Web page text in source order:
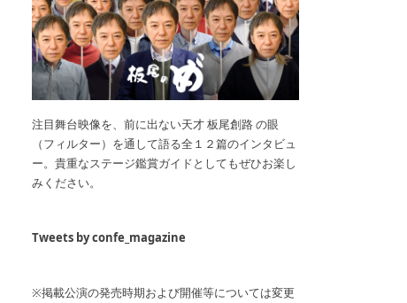
注目舞台映像を、前に出ない天才 板尾創路 の眼
（フィルター）を通して語る全１２篇のインタビュ
ー。貴重なステージ鑑賞ガイドとしてもぜひお楽し
みください。
Tweets by confe_magazine
※掲載公演の発売時期および開催等については変更